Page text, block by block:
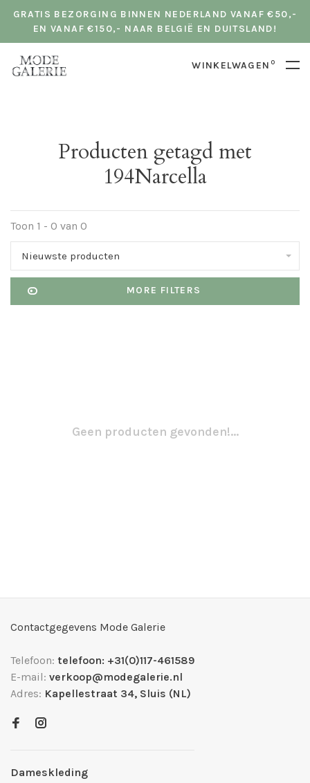
GRATIS BEZORGING BINNEN NEDERLAND VANAF €50,-
EN VANAF €150,- NAAR BELGIË EN DUITSLAND!
WINKELWAGEN 0
Producten getagd met
194Narcella
Toon 1 - 0 van 0
Nieuwste producten
MORE FILTERS
Geen producten gevonden!...
Contactgegevens Mode Galerie
Telefoon: telefoon: +31(0)117-461589
E-mail: verkoop@modegalerie.nl
Adres: Kapellestraat 34, Sluis (NL)
Dameskleding